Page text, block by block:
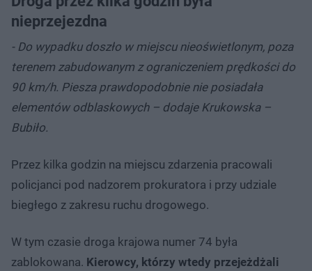
nieprzejezdna
- Do wypadku doszło w miejscu nieoświetlonym, poza
terenem zabudowanym z ograniczeniem prędkości do
90 km/h. Piesza prawdopodobnie nie posiadała
elementów odblaskowych – dodaje Krukowska –
Bubiło.
Przez kilka godzin na miejscu zdarzenia pracowali
policjanci pod nadzorem prokuratora i przy udziale
biegłego z zakresu ruchu drogowego.
W tym czasie droga krajowa numer 74 była
zablokowana. Kierowcy, którzy wtedy przejeżdżali